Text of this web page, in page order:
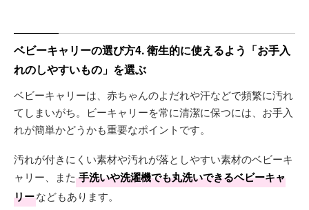
ベビーキャリーの選び方4. 衛生的に使えるよう「お手入
れのしやすいもの」を選ぶ
ベビーキャリーは、赤ちゃんのよだれや汗などで頻繁に汚れ
てしまいがち。ビーキャリーを常に清潔に保つには、お手入
れが簡単かどうかも重要なポイントです。
汚れが付きにくい素材や汚れが落としやすい素材のベビーキ
ャリー、また 手洗いや洗濯機でも丸洗いできるベビーキャ
リーなどもあります。